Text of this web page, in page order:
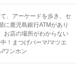
、アーケードを歩き、セ
に鹿児島銀行ATMがあり
お店の場所がわからない
！まつげパーマ/マツエ
/ワンホン